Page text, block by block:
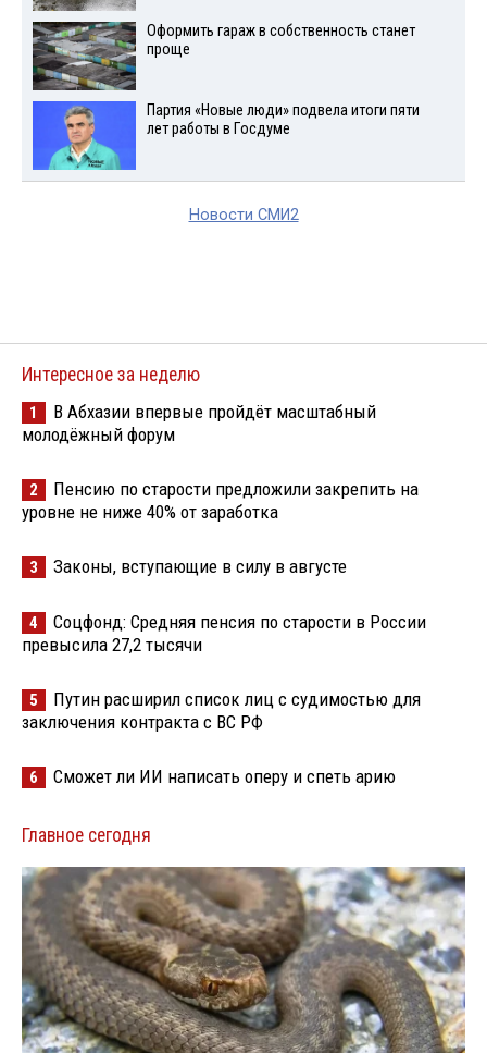
Оформить гараж в собственность станет
проще
Партия «Новые люди» подвела итоги пяти
лет работы в Госдуме
Новости СМИ2
Интересное за неделю
1
В Абхазии впервые пройдёт масштабный
молодёжный форум
2
Пенсию по старости предложили закрепить на
уровне не ниже 40% от заработка
3 Законы, вступающие в силу в августе
4
Соцфонд: Средняя пенсия по старости в России
превысила 27,2 тысячи
5
Путин расширил список лиц с судимостью для
заключения контракта с ВС РФ
6 Сможет ли ИИ написать оперу и спеть арию
Главное сегодня